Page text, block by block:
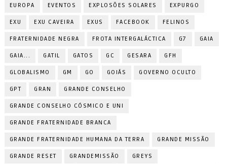
EUROPA EVENTOS EXPLOSÕES SOLARES EXPURGO
EXU EXU CAVEIRA EXUS FACEBOOK FELINOS
FRATERNIDADE NEGRA FROTA INTERGALÁCTICA G7 GAIA
GAIA... GATIL GATOS GC GESARA GFH
GLOBALISMO GM GO GOIÁS GOVERNO OCULTO
GPT GRAN GRANDE CONSELHO
GRANDE CONSELHO CÓSMICO E UNI
GRANDE FRATERNIDADE BRANCA
GRANDE FRATERNIDADE HUMANA DA TERRA GRANDE MISSÃO
GRANDE RESET GRANDEMISSÃO GREYS